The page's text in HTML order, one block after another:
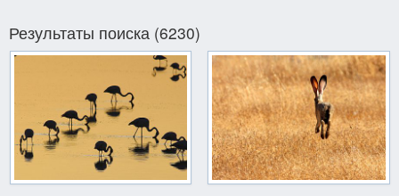
Результаты поиска (6230)